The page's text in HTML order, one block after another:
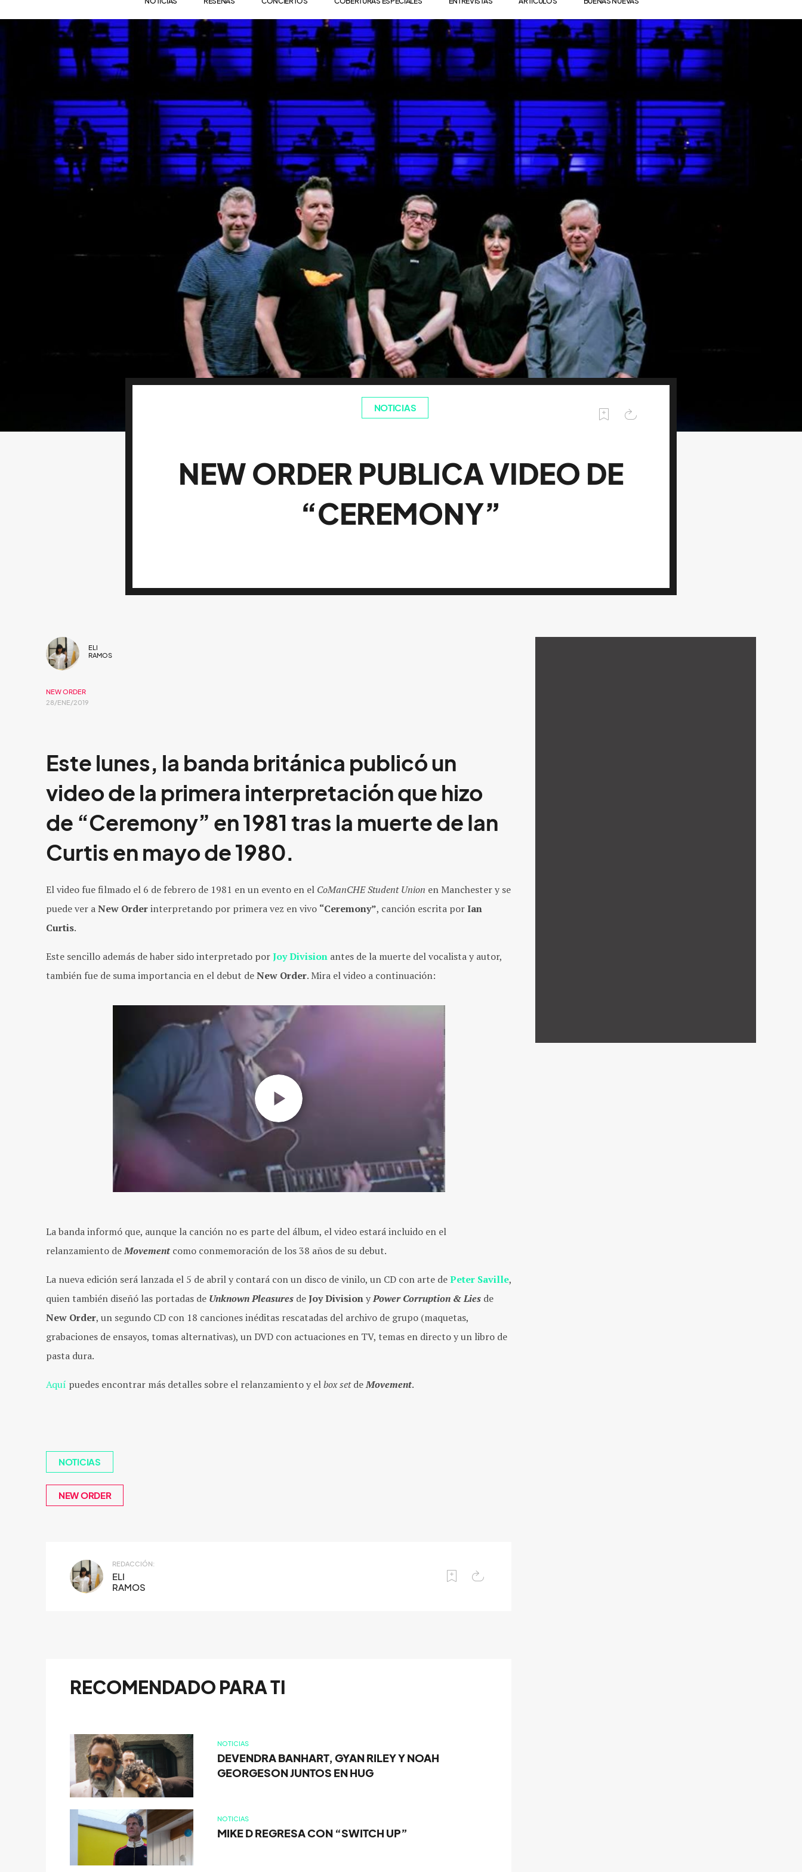
NOTICIAS
NEW ORDER PUBLICA VIDEO DE
“CEREMONY”
ELI
RAMOS
NEW ORDER
28/ENE/2019
Este lunes, la banda británica publicó un
video de la primera interpretación que hizo
de “Ceremony” en 1981 tras la muerte de Ian
Curtis en mayo de 1980.
El video fue filmado el 6 de febrero de 1981 en un evento en el CoManCHE Student Union en Manchester y se
puede ver aNew Orderinterpretando por primera vez en vivo “Ceremony”, canción escrita porIan
Curtis.
Este sencillo además de haber sido interpretado porJoy Division antes de la muerte del vocalista y autor,
también fue de suma importancia en el debut deNew Order. Mira el video a continuación:
La banda informó que, aunque la canción no es parte del álbum, el video estará incluido en el
relanzamiento deMovement como conmemoración de los 38 años de su debut.
La nueva edición será lanzada el 5 de abril y contará con un disco de vinilo, un CD con arte dePeter Saville,
quien también diseñó las portadas de Unknown Pleasures deJoy DivisionyPower Corruption & Lies de
New Order, un segundo CD con 18 canciones inéditas rescatadas del archivo de grupo (maquetas,
grabaciones de ensayos, tomas alternativas), un DVD con actuaciones en TV, temas en directo y un libro de
pasta dura.
Aquí puedes encontrar más detalles sobre el relanzamiento y elbox setdeMovement.
NOTICIAS
NEW ORDER
REDACCIÓN:
ELI
RAMOS
RECOMENDADO PARA TI
NOTICIAS
DEVENDRA BANHART, GYAN RILEY Y NOAH
GEORGESON JUNTOS EN HUG
NOTICIAS
MIKE D REGRESA CON “SWITCH UP”